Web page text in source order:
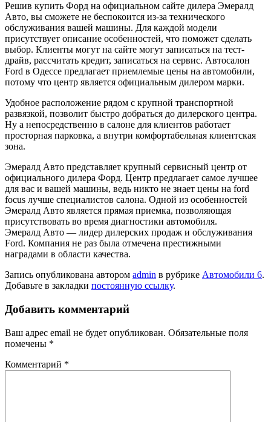
Решив купить Форд на официальном сайте дилера Эмералд
Авто, вы сможете не беспокоится из-за технического
обслуживания вашей машины. Для каждой модели
присутствует описание особенностей, что поможет сделать
выбор. Клиенты могут на сайте могут записаться на тест-
драйв, рассчитать кредит, записаться на сервис. Автосалон
Ford в Одессе предлагает приемлемые цены на автомобили,
потому что центр является официальным дилером марки.
Удобное расположение рядом с крупной транспортной
развязкой, позволит быстро добраться до дилерского центра.
Ну а непосредственно в салоне для клиентов работает
просторная парковка, а внутри комфортабельная клиентская
зона.
Эмералд Авто представляет крупный сервисный центр от
официального дилера Форд. Центр предлагает самое лучшее
для вас и вашей машины, ведь никто не знает цены на ford
focus лучше специалистов салона. Одной из особенностей
Эмералд Авто является прямая приемка, позволяющая
присутствовать во время диагностики автомобиля.
Эмералд Авто — лидер дилерских продаж и обслуживания
Ford. Компания не раз была отмечена престижными
наградами в области качества.
Запись опубликована автором admin в рубрике Автомобили 6.
Добавьте в закладки постоянную ссылку.
Добавить комментарий
Ваш адрес email не будет опубликован. Обязательные поля
помечены *
Комментарий *